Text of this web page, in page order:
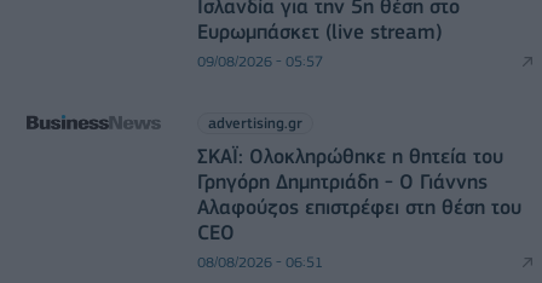
Ισλανδία για την 5η θέση στο
Ευρωμπάσκετ (live stream)
09/08/2026 - 05:57
advertising.gr
ΣΚΑΪ: Ολοκληρώθηκε η θητεία του
Γρηγόρη Δημητριάδη - Ο Γιάννης
Αλαφούζος επιστρέφει στη θέση του
CEO
08/08/2026 - 06:51